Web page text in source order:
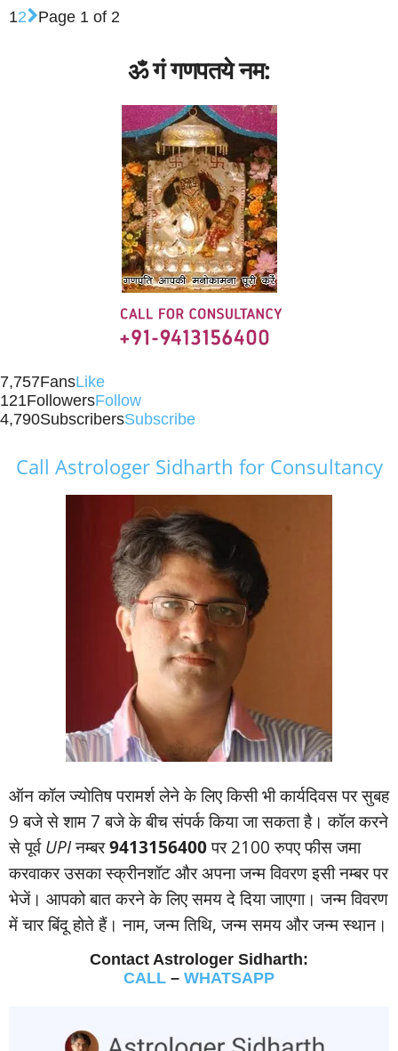
12 Page 1 of 2
ॐ गं गणपतये नम:
7,757FansLike
121FollowersFollow
4,790SubscribersSubscribe
Call Astrologer Sidharth for Consultancy
ऑन कॉल ज्‍योतिष परामर्श लेने के लिए किसी भी कार्यदिवस पर सुबह
9 बजे से शाम 7 बजे के बीच संपर्क किया जा सकता है। कॉल करने
से पूर्वUPIनम्‍बर9413156400पर 2100 रुपए फीस जमा
करवाकर उसका स्‍क्रीनशॉट और अपना जन्‍म विवरण इसी नम्‍बर पर
भेजें। आपको बात करने के लिए समय दे दिया जाएगा। जन्‍म विवरण
में चार बिंदू होते हैं। नाम, जन्‍म तिथि, जन्‍म समय और जन्‍म स्‍थान।
Contact Astrologer Sidharth:
CALL – WHATSAPP